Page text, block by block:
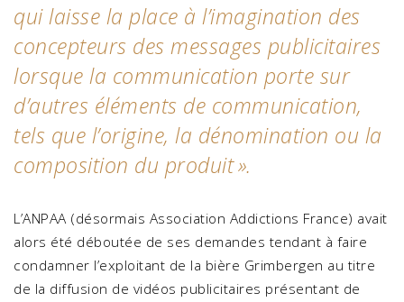
qui laisse la place à l’imagination des
concepteurs des messages publicitaires
lorsque la communication porte sur
d’autres éléments de communication,
tels que l’origine, la dénomination ou la
composition du produit».
L’ANPAA (désormais Association Addictions France) avait
alors été déboutée de ses demandes tendant à faire
condamner l’exploitant de la bière Grimbergen au titre
de la diffusion de vidéos publicitaires présentant de